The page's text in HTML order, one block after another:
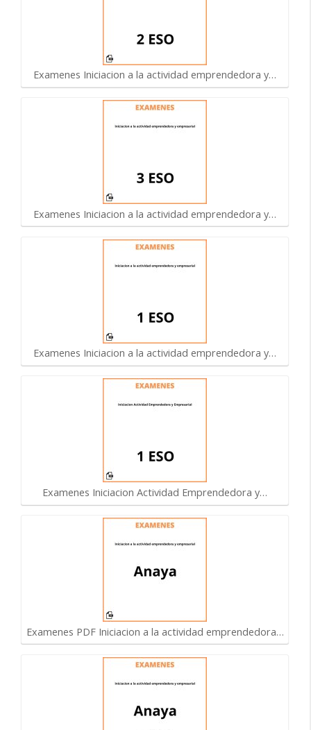
Examenes Iniciacion a la actividad emprendedora y…
Examenes Iniciacion a la actividad emprendedora y…
Examenes Iniciacion a la actividad emprendedora y…
Examenes Iniciacion Actividad Emprendedora y…
Examenes PDF Iniciacion a la actividad emprendedora…